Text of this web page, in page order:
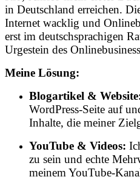
in Deutschland erreichen.
Internet wacklig und
erst im deutschsprachigen
Urgestein des
Meine Lösung:
Blogartikel &
WordPress-Seite auf
Inhalte, die meiner
YouTube & Videos:
zu sein und echte
meinem YouTube-